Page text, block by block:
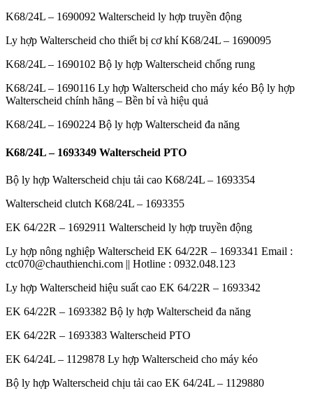
K68/24L – 1690092 Walterscheid ly hợp truyền động
Ly hợp Walterscheid cho thiết bị cơ khí K68/24L – 1690095
K68/24L – 1690102 Bộ ly hợp Walterscheid chống rung
K68/24L – 1690116 Ly hợp Walterscheid cho máy kéo Bộ ly hợp
Walterscheid chính hãng – Bền bỉ và hiệu quả
K68/24L – 1690224 Bộ ly hợp Walterscheid đa năng
K68/24L – 1693349 Walterscheid PTO
Bộ ly hợp Walterscheid chịu tải cao K68/24L – 1693354
Walterscheid clutch K68/24L – 1693355
EK 64/22R – 1692911 Walterscheid ly hợp truyền động
Ly hợp nông nghiệp Walterscheid EK 64/22R – 1693341 Email :
ctc070@chauthienchi.com || Hotline : 0932.048.123
Ly hợp Walterscheid hiệu suất cao EK 64/22R – 1693342
EK 64/22R – 1693382 Bộ ly hợp Walterscheid đa năng
EK 64/22R – 1693383 Walterscheid PTO
EK 64/24L – 1129878 Ly hợp Walterscheid cho máy kéo
Bộ ly hợp Walterscheid chịu tải cao EK 64/24L – 1129880